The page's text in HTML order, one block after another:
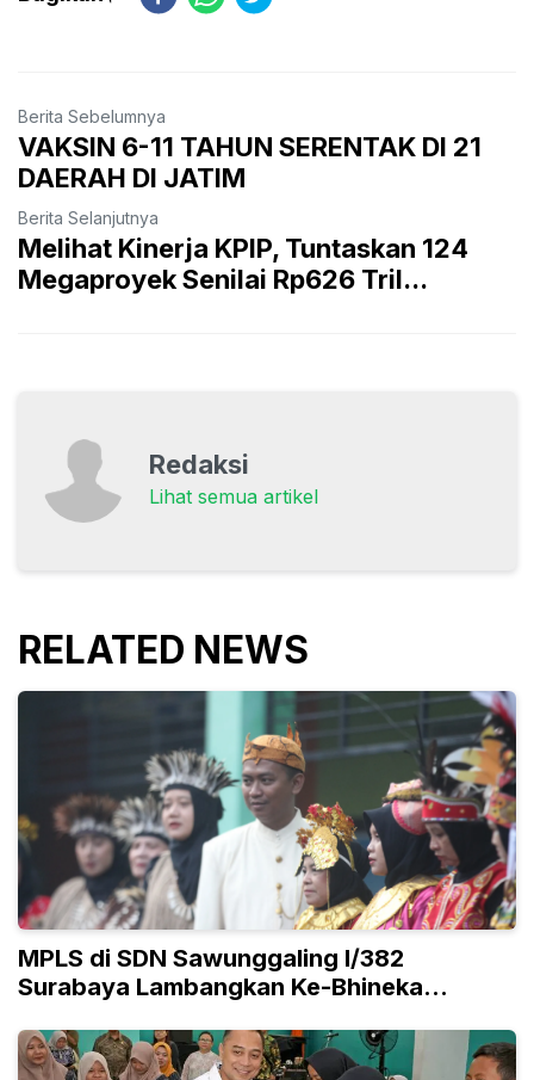
Berita Sebelumnya
VAKSIN 6-11 TAHUN SERENTAK DI 21
DAERAH DI JATIM
Berita Selanjutnya
Melihat Kinerja KPIP, Tuntaskan 124
Megaproyek Senilai Rp626 Tril...
Redaksi
Lihat semua artikel
RELATED NEWS
MPLS di SDN Sawunggaling I/382
Surabaya Lambangkan Ke-Bhineka